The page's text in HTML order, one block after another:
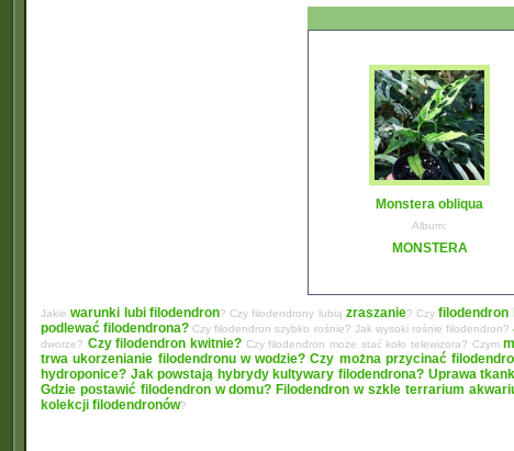
Monstera obliqua
Album:
MONSTERA
Jakiewarunki lubi filodendron? Czy filodendrony lubią zraszanie? Czyfilodendron
podlewać filodendrona? Czy filodendron szybko rośnie? Jak wysoki rośnie filodendron?
dworze? Czy filodendron kwitnie? Czy filodendron może stać koło telewizora? Czym
trwa ukorzenianie filodendronu w wodzie? Czy można przycinać
hydroponice? Jak powstają hybrydy kultywary filodendrona? Uprawa
Gdzie postawić filodendron w domu? Filodendron w szkle terrarium
kolekcji filodendronów?